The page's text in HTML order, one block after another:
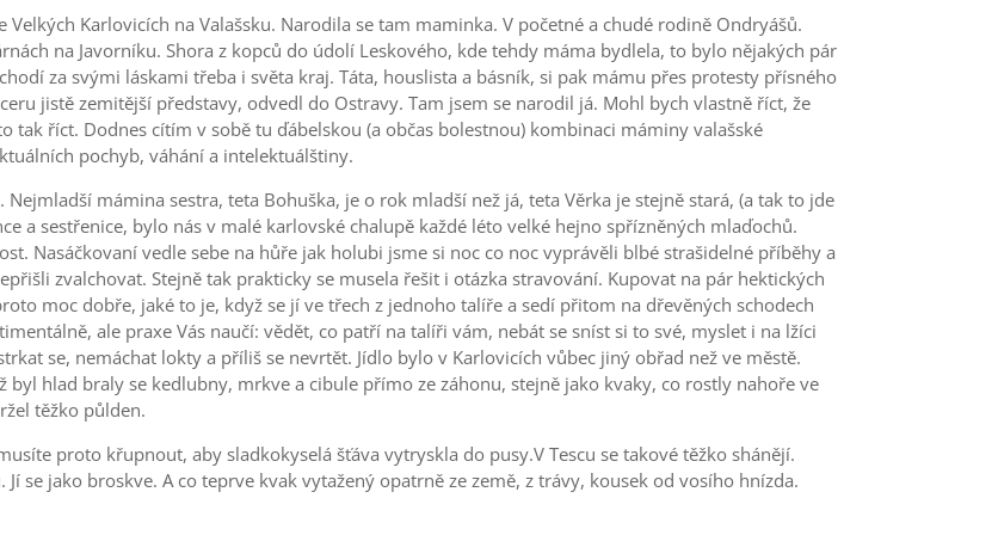
Karlovicích na Valašsku. Narodila se tam maminka. V početné a chudé rodině Ondryášů.
na Javorníku. Shora z kopců do údolí Leskového, kde tehdy máma bydlela, to bylo nějakých pár
za svými láskami třeba i světa kraj. Táta, houslista a básník, si pak mámu přes protesty přísného
jistě zemitější představy, odvedl do Ostravy. Tam jsem se narodil já. Mohl bych vlastně říct, že
tak říct. Dodnes cítím v sobě tu ďábelskou (a občas bolestnou) kombinaci máminy valašské
pochyb, váhání a intelektuálštiny.
mámina sestra, teta Bohuška, je o rok mladší než já, teta Věrka je stejně stará, (a tak to jde
a sestřenice, bylo nás v malé karlovské chalupě každé léto velké hejno spřízněných mlaďochů.
Nasáčkovaní vedle sebe na hůře jak holubi jsme si noc co noc vyprávěli blbé strašidelné příběhy a
zvalchovat. Stejně tak prakticky se musela řešit i otázka stravování. Kupovat na pár hektických
moc dobře, jaké to je, když se jí ve třech z jednoho talíře a sedí přitom na dřevěných schodech
ale praxe Vás naučí: vědět, co patří na talíři vám, nebát se sníst si to své, myslet i na lžíci
se, nemáchat lokty a příliš se nevrtět. Jídlo bylo v Karlovicích vůbec jiný obřad než ve městě.
byl hlad braly se kedlubny, mrkve a cibule přímo ze záhonu, stejně jako kvaky, co rostly nahoře ve
těžko půlden.
proto křupnout, aby sladkokyselá šťáva vytryskla do pusy.V Tescu se takové těžko shánějí.
se jako broskve. A co teprve kvak vytažený opatrně ze země, z trávy, kousek od vosího hnízda.